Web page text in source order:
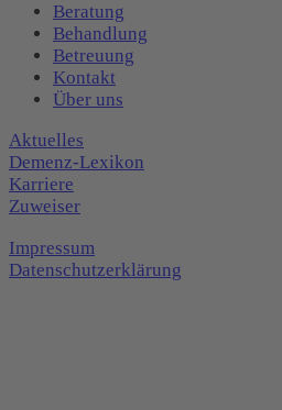
Beratung
Behandlung
Betreuung
Kontakt
Über uns
Aktuelles
Demenz-Lexikon
Karriere
Zuweiser
Impressum
Datenschutzerklärung